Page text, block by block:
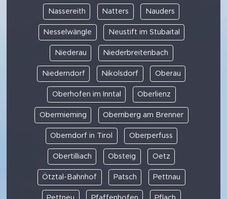
Nassereith Natters Nauders
Nesselwängle Neustift im Stubaital
Niederau Niederbreitenbach
Niederndorf Nikolsdorf Oberau
Oberhofen im Inntal Oberlienz
Obermieming Obernberg am Brenner
Oberndorf in Tirol Oberperfuss
Obertilliach Obsteig Oetz
Ötztal-Bahnhof Patsch Pettnau